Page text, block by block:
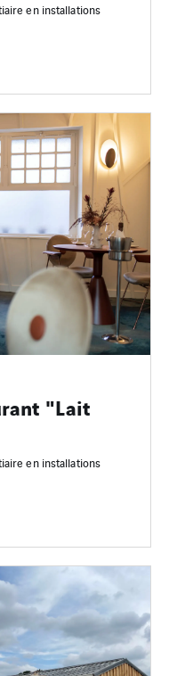
en installations
"Lait
en installations